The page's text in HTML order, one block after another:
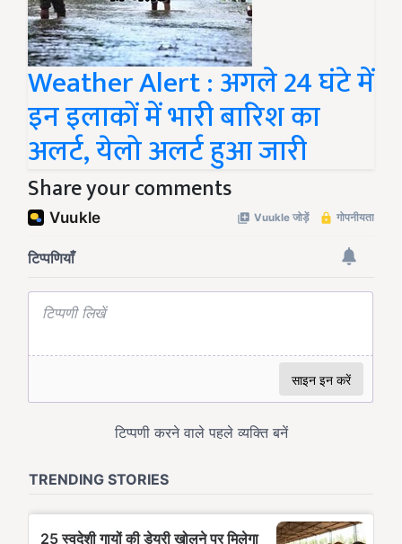
Weather Alert : अगले 24 घंटे में
इन इलाकों में भारी बारिश का
अलर्ट, येलो अलर्ट हुआ जारी
Share your comments